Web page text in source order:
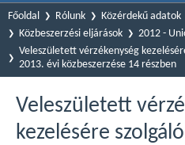
Főoldal Rólunk Közérdekű adatok
Közbeszerzési eljárások
2012 -
Veleszületett vérzékenység
2013. évi közbeszerzése 14 részben
Veleszületett
kezelésére szolgáló